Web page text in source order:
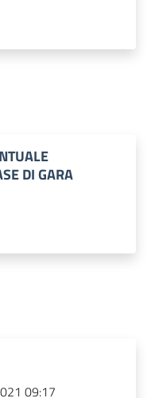
DI GARA
09:17